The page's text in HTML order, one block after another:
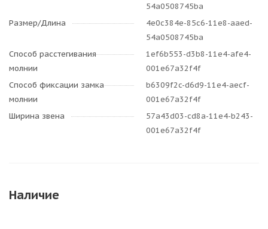
54a0508745ba
Размер/Длина
4e0c384e-85c6-11e8-aaed-
54a0508745ba
Способ расстегивания
молнии
1ef6b553-d3b8-11e4-afe4-
001e67a32f4f
Способ фиксации замка
молнии
b6309f2c-d6d9-11e4-aecf-
001e67a32f4f
Ширина звена
57a43d03-cd8a-11e4-b243-
001e67a32f4f
Наличие